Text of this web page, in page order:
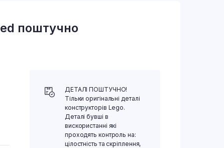
поштучно
ДЕТАЛІ ПОШТУЧНО!
Тільки оригінальні деталі
конструкторів Lego.
Деталі бувші в
вискористанні які
проходять контроль на:
цілостність та скріплення,